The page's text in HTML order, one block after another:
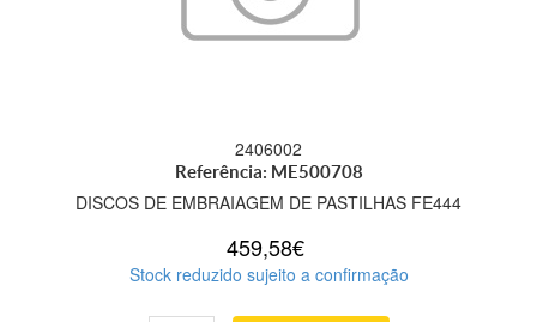
2406002
Referência: ME500708
DISCOS DE EMBRAIAGEM DE PASTILHAS FE444
459,58€
Stock reduzido sujeito a confirmação